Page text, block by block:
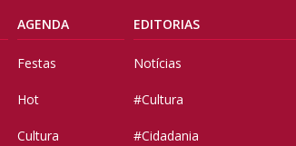
AGENDA
Festas
Hot
Cultura
EDITORIAS
Notícias
#Cultura
#Cidadania